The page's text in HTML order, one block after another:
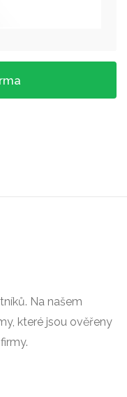
Na našem
které jsou ověřeny